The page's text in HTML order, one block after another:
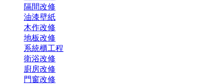
隔間改修
油漆壁紙
木作改修
地板改修
系統櫃工程
衛浴改修
廚房改修
門窗改修